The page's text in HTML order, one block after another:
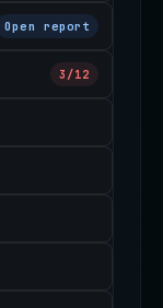
Open report
3/12